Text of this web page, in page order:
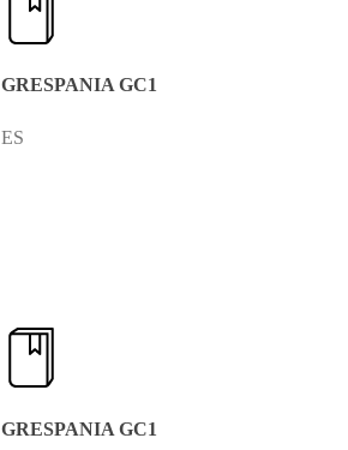
GRESPANIA GC1
ES
GRESPANIA GC1